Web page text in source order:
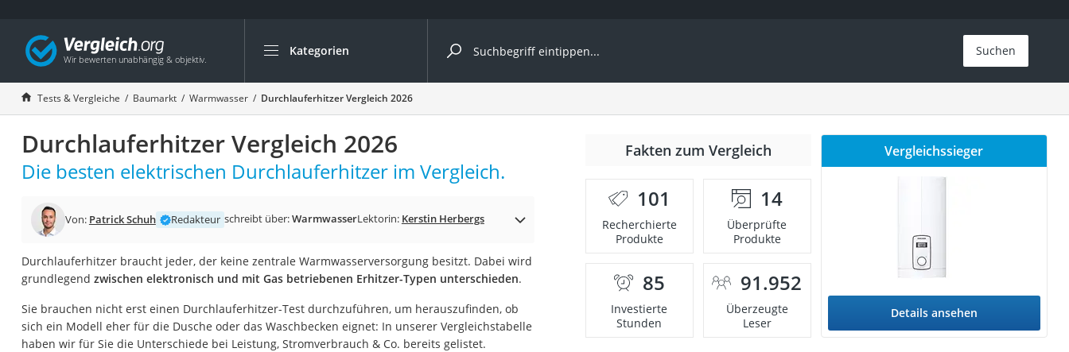
Kategorien
Die beliebtesten Vergleiche nach Kategorie
Baumarkt
Tresor feuerfest
Makita-Akku-Rasenmäher
Kappsäge
Akku-Rasentrimmer
Split-Klimaanlage 2 Innengeräte
Bohrmaschine
Tiefbrunnenpumpe
Suchen
Tests & Vergleiche Baumarkt Warmwasser Durchlauferhitzer Vergleich 2026
Durchlauferhitzer Vergleich 2026
Die besten elektrischen Durchlauferhitzer im Vergleich.
Von: Patrick Schuh Redakteur schreibt über:WarmwasserLektorin: Kerstin Herbergs
Durchlauferhitzer braucht jeder, der keine zentrale Warmwasserversorgung besitzt. Dabei wird
grundlegend zwischen elektronisch und mit Gas betriebenen Erhitzer-Typen unterschieden.
Sie brauchen nicht erst einen Durchlauferhitzer-Test durchzuführen, um herauszufinden, ob
sich ein Modell eher für die Dusche oder das Waschbecken eignet: In unserer Vergleichstabelle
haben wir für Sie die Unterschiede bei Leistung, Stromverbrauch & Co. bereits gelistet.
Fakten zum Vergleich
101
Recherchierte
Produkte
14
Überprüfte
Produkte
85
Investierte
Stunden
91.952
Überzeugte
Leser
Vergleichssieger
Details ansehen